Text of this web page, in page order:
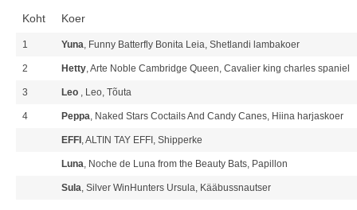
Koht Koer
1 Yuna, Funny Batterfly Bonita Leia, Shetlandi lambakoer
2 Hetty, Arte Noble Cambridge Queen, Cavalier king charles spaniel
3 Leo , Leo, Tõuta
4 Peppa, Naked Stars Coctails And Candy Canes, Hiina harjaskoer
EFFI , ALTIN TAY EFFI, Shipperke
Luna, Noche de Luna from the Beauty Bats, Papillon
Sula, Silver WinHunters Ursula, Kääbussnautser